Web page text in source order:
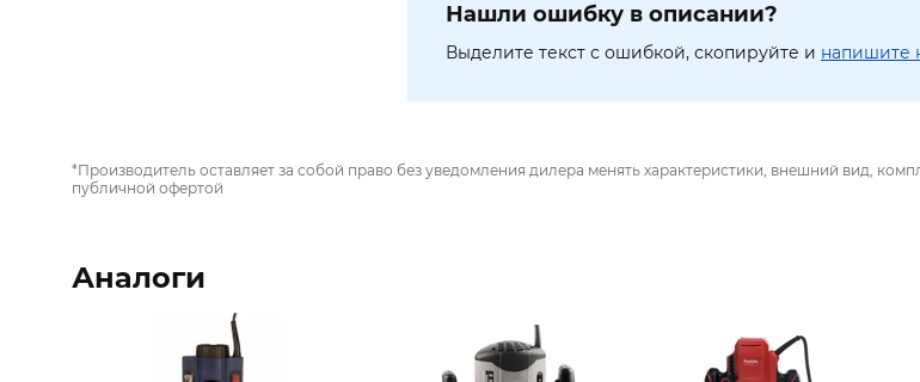
Нашли ошибку в описании?
Выделите текст с ошибкой, скопируйте и напишите
*Производитель оставляет за собой право без уведомления дилера менять характеристики, внешний вид,
публичной офертой
Аналоги